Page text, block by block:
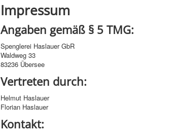
Impressum
Angaben gemäß § 5 TMG:
Spenglerei Haslauer GbR
Waldweg 33
83236 Übersee
Vertreten durch:
Helmut Haslauer
Florian Haslauer
Kontakt: